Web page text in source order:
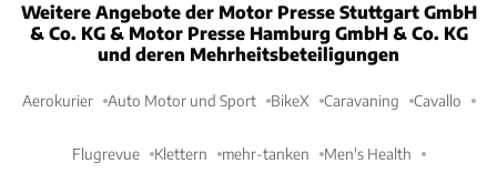
Weitere Angebote der Motor Presse Stuttgart GmbH
& Co. KG & Motor Presse Hamburg GmbH & Co. KG
und deren Mehrheitsbeteiligungen
Aerokurier Auto Motor und Sport BikeX Caravaning Cavallo
Flugrevue Klettern mehr-tanken Men's Health